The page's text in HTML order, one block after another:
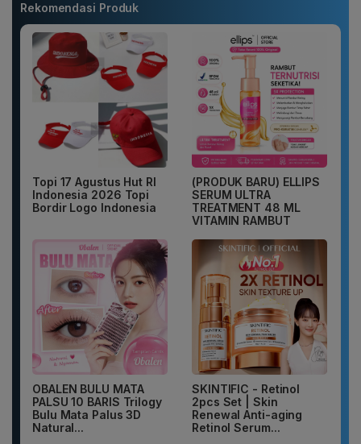
Rekomendasi Produk
Topi 17 Agustus Hut RI
Indonesia 2026 Topi
Bordir Logo Indonesia
(PRODUK BARU) ELLIPS
SERUM ULTRA
TREATMENT 48 ML
VITAMIN RAMBUT
OBALEN BULU MATA
PALSU 10 BARIS Trilogy
Bulu Mata Palus 3D
Natural...
SKINTIFIC - Retinol
2pcs Set | Skin
Renewal Anti-aging
Retinol Serum...